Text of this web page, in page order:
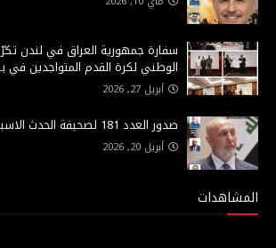
سفارة جمهورية العراق في لندن
الوطني لكرة القدم المتواجدين في
أبريل 27, 2026
صدور العدد 181 لصحيفة الحدث الاسبوعي من لندن
أبريل 20, 2026
المشاهدات